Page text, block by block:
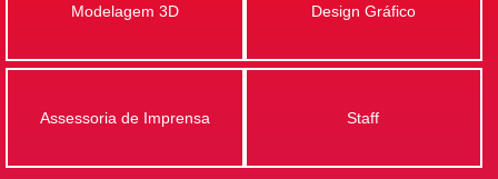
Modelagem 3D Design Gráfico
Assessoria de Imprensa Staff